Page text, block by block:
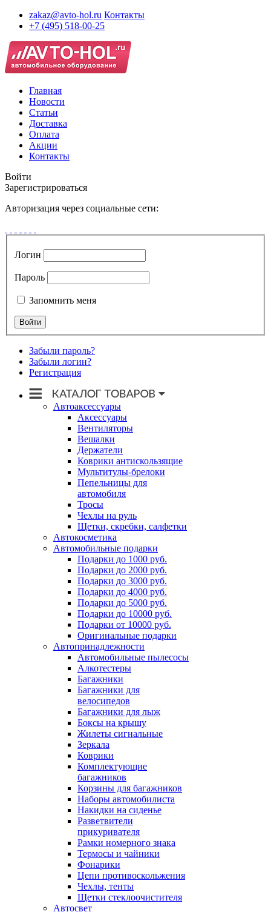
zakaz@avto-hol.ru Контакты
+7 (495) 518-00-25
Главная
Новости
Статьи
Доставка
Оплата
Акции
Контакты
Войти
Зарегистрироваться
Авторизация через социальные сети:
Логин
Пароль
Запомнить меня
Забыли пароль?
Забыли логин?
Регистрация
Автоаксессуары
Аксессуары
Вентиляторы
Вешалки
Держатели
Коврики антискользящие
Мультитулы-брелоки
Пепельницы для
автомобиля
Тросы
Чехлы на руль
Щетки, скребки, салфетки
Автокосметика
Автомобильные подарки
Подарки до 1000 руб.
Подарки до 2000 руб.
Подарки до 3000 руб.
Подарки до 4000 руб.
Подарки до 5000 руб.
Подарки до 10000 руб.
Подарки от 10000 руб.
Оригинальные подарки
Автопринадлежности
Автомобильные пылесосы
Алкотестеры
Багажники
Багажники для
велосипедов
Багажники для лыж
Боксы на крышу
Жилеты сигнальные
Зеркала
Коврики
Комплектующие
багажников
Корзины для багажников
Наборы автомобилиста
Накидки на сиденье
Разветвители
прикуривателя
Рамки номерного знака
Термосы и чайники
Фонарики
Цепи противоскольжения
Чехлы, тенты
Щетки стеклоочистителя
Автосвет